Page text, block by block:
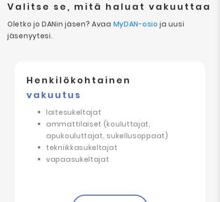
Valitse se, mitä haluat vakuuttaa
Oletko jo DANin jäsen? Avaa MyDAN-osioja uusi
jäsenyytesi.
Henkilökohtainen
vakuutus
laitesukeltajat
ammattilaiset (kouluttajat,
apukouluttajat, sukellusoppaat)
tekniikkasukeltajat
vapaasukeltajat